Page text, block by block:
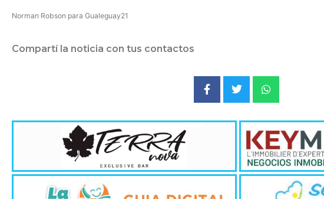
Norman Robson para Gualeguay21
Compartí la noticia con tus contactos